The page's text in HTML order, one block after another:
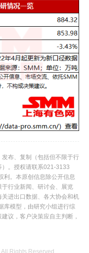
发布、复制（包括但不限于行
。授权请联系021-3133
利。本原创信息除公开信息
行业新闻、研讨会、展览
进出口数据、各大协会和机
库模型，由研究小组进行综
议，客户决策应自主判断，
Rights Reserved